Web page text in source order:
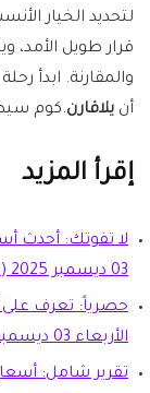
لتحديد الخيار
قرار طويل الأمد،
والمقارنة. ابدأ
أن يلاقارن.كوم
إقرأ المزيد
لا تفوتك: أحدث
03 ديسمبر 2025 (تحديث فوري!)
حصرياً: تعرف على
الأربعاء 03 ديسمبر 2025!